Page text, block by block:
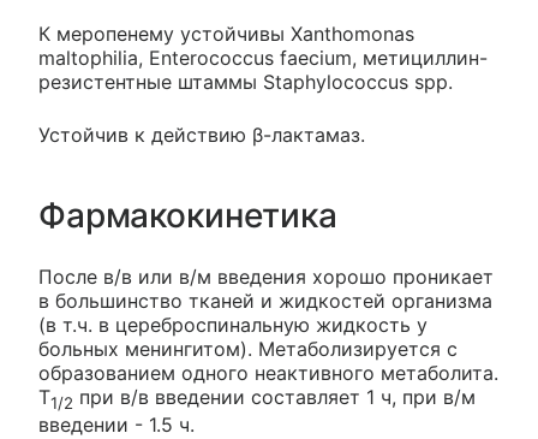
К меропенему устойчивы Xanthomonas
maltophilia, Enterococcus faecium, метициллин-
резистентные штаммы Staphylococcus spp.
Устойчив к действию β-лактамаз.
Фармакокинетика
После в/в или в/м введения хорошо проникает
в большинство тканей и жидкостей организма
(в т.ч. в цереброспинальную жидкость у
больных менингитом). Метаболизируется с
образованием одного неактивного метаболита.
T1/2 при в/в введении составляет 1 ч, при в/м
введении - 1.5 ч.